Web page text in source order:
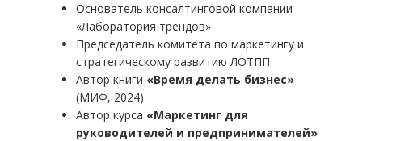
Основатель консалтинговой компании
«Лаборатория трендов»
Председатель комитета по маркетингу и
стратегическому развитию ЛОТПП
Автор книги «Время делать бизнес»
(МИФ, 2024)
Автор курса «Маркетинг для
руководителей и предпринимателей»